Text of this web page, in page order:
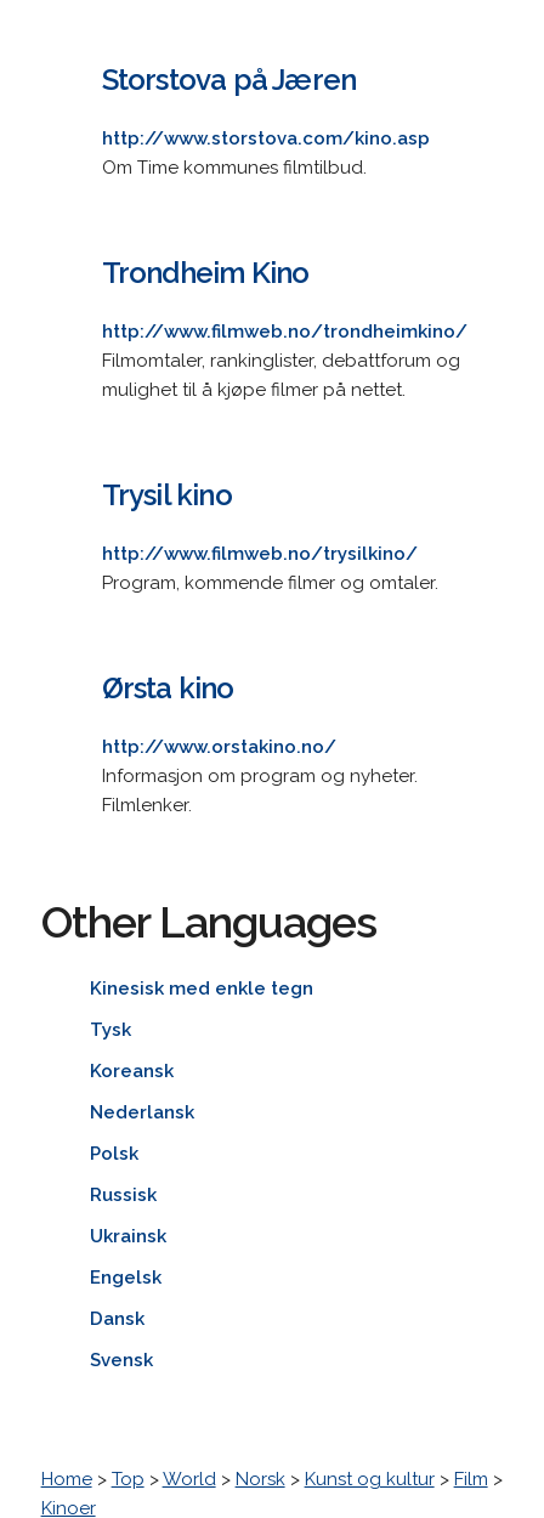
Storstova på Jæren
http://www.storstova.com/kino.asp
Om Time kommunes filmtilbud.
Trondheim Kino
http://www.filmweb.no/trondheimkino/
Filmomtaler, rankinglister, debattforum og
mulighet til å kjøpe filmer på nettet.
Trysil kino
http://www.filmweb.no/trysilkino/
Program, kommende filmer og omtaler.
Ørsta kino
http://www.orstakino.no/
Informasjon om program og nyheter.
Filmlenker.
Other Languages
Kinesisk med enkle tegn
Tysk
Koreansk
Nederlansk
Polsk
Russisk
Ukrainsk
Engelsk
Dansk
Svensk
Home> Top >World> Norsk> Kunst og kultur> Film >
Kinoer